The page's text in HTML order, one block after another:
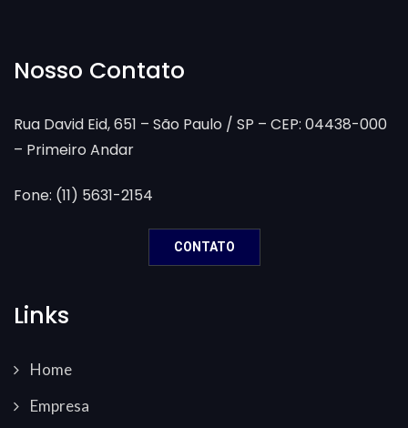
Nosso Contato
Rua David Eid, 651 – São Paulo / SP – CEP: 04438-000
– Primeiro Andar
Fone: (11) 5631-2154
CONTATO
Links
Home
Empresa